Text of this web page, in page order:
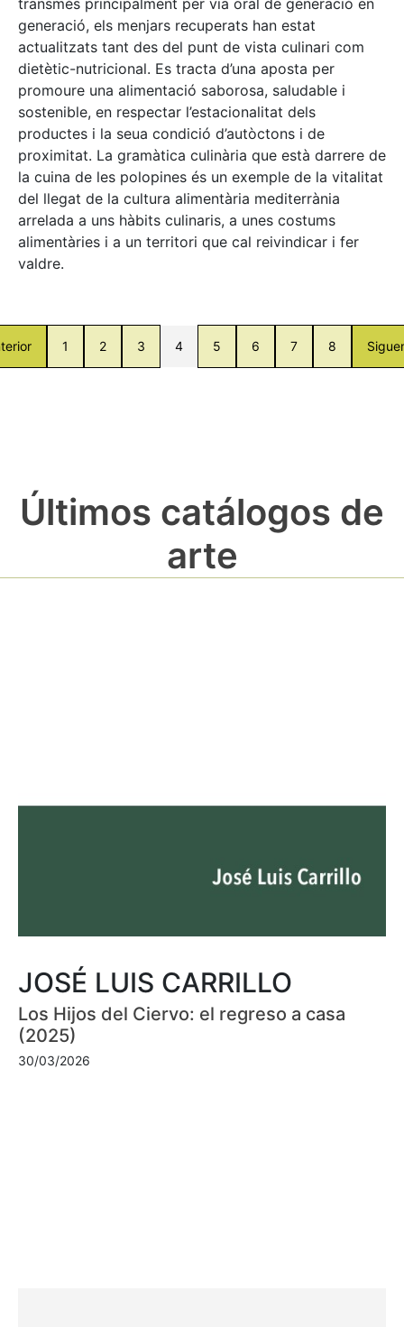
generació, els menjars recuperats han estat
actualitzats tant des del punt de vista culinari com
dietètic-nutricional. Es tracta d’una aposta per
promoure una alimentació saborosa, saludable i
sostenible, en respectar l’estacionalitat dels
productes i la seua condició d’autòctons i de
proximitat. La gramàtica culinària que està darrere de
la cuina de les polopines és un exemple de la vitalitat
del llegat de la cultura alimentària mediterrània
arrelada a uns hàbits culinaris, a unes costums
alimentàries i a un territori que cal reivindicar i fer
valdre.
1 2 3 4 5 6 7 8
Últimos catálogos de
arte
JOSÉ LUIS CARRILLO
Los Hijos del Ciervo: el regreso a casa
(2025)
30/03/2026